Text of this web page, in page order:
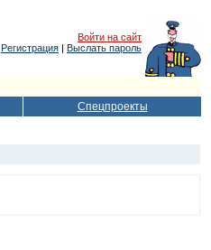
Войти на сайт
Регистрация | Выслать пароль
Спецпроекты